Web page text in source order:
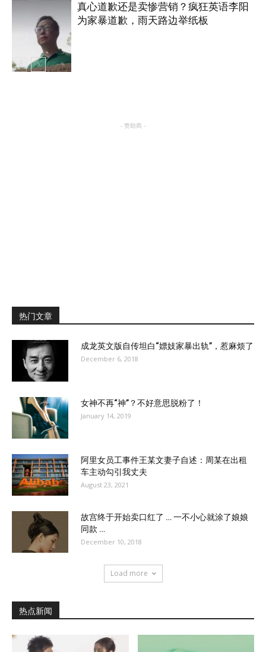
真心道歉还是卖惨营销？疯狂英语李阳
为家暴道歉，雨天路边举纸板
- 赞助商 -
热门文章
成龙英文版自传坦白“嫖妓家暴出轨”，惹麻烦了
December 6, 2018
女神不再“神”？不好意思脱粉了！
January 14, 2019
阿里女员工事件王某文妻子自述：周某在出租
车主动勾引我丈夫
August 23, 2021
故宫终于开始卖口红了 … 一不小心就涂了娘娘
同款 …
December 10, 2018
Load more
热点新闻